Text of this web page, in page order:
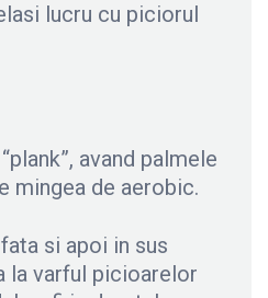
lucru cu piciorul
avand palmele
mingea de aerobic.
si apoi in sus
la varful picioarelor